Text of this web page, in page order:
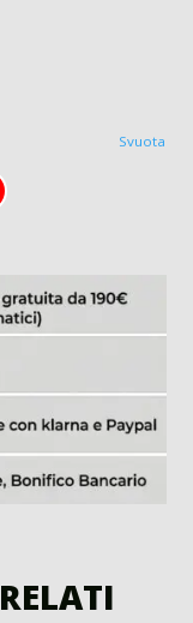
Svuota